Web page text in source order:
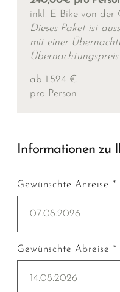
inkl. E-Bike von
Dieses Paket ist
mit einer
ab 1.524 €
pro Person
Informationen zu
Gewünschte Anreise *
07.08.2026
Gewünschte Abreise *
14.08.2026